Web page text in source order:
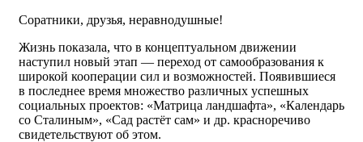
Соратники, друзья, неравнодушные!
Жизнь показала, что в концептуальном движении
наступил новый этап — переход от самообразования к
широкой кооперации сил и возможностей. Появившиеся
в последнее время множество различных успешных
социальных проектов: «Матрица ландшафта», «Календарь
со Сталиным», «Сад растёт сам» и др. красноречиво
свидетельствуют об этом.